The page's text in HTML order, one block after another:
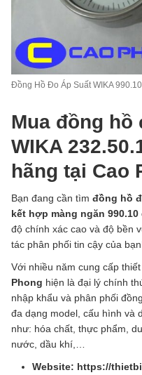
Đồng Hồ Đo Áp Suất WIKA
Mua đồng hồ
WIKA
hãng tại Cao
Bạn đang cần tìm đồng hồ
kết hợp màng ngăn 990.10
độ chính xác cao và độ bền
tác phân phối tin cậy của
Với nhiều năm cung cấp
Phong hiện là đại lý chính
nhập khẩu và phân phối
đa dạng model, cấu hình và
như: hóa chất, thực phẩm,
nước, dầu khí,…
Website: https://